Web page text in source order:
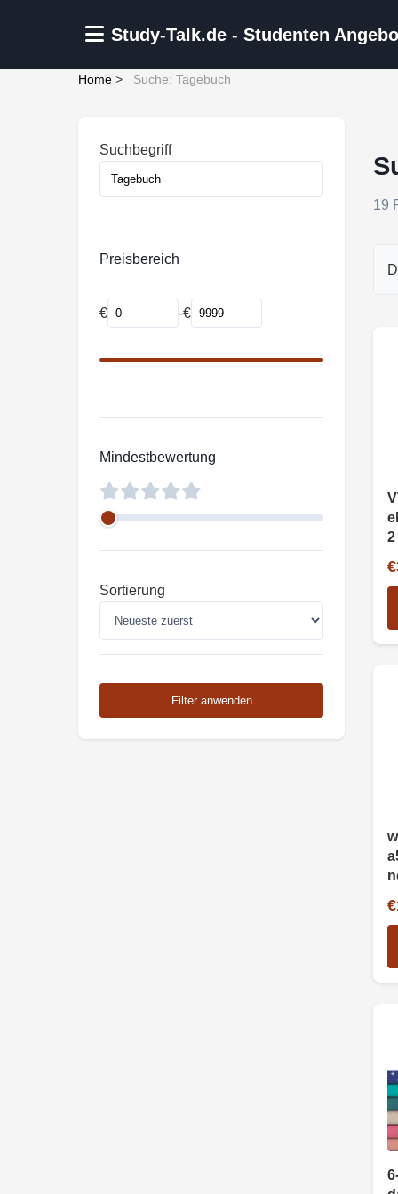
Study-Talk.de - Studenten
Home > Suche: Tagebuch
Suchbegriff
Preisbereich
Mindestpreis
€ -
Maximalpreis
€
Mindestbewertung
Sortierung
Filter anwenden
19
2